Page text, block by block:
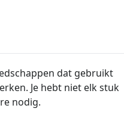
dat gebruikt
Je hebt niet elk stuk
nodig.